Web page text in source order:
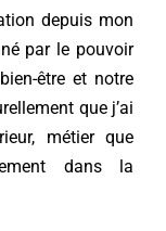
depuis mon
par le pouvoir
être et notre
que j’ai
métier que
dans la